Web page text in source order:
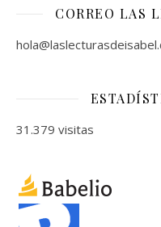
CORREO LAS
31.379 visitas